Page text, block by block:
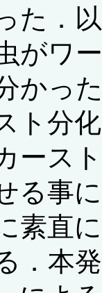
た．
がワ
かっ
ト分
ース
る事
素直
．本